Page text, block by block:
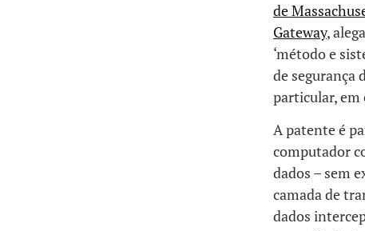
de
Gateway,
‘método e
de segurança
particular, em
A patente é
computador
dados – sem
camada de
dados